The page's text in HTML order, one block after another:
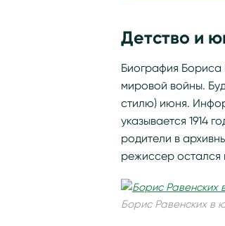
Детство и
Биография Бориса
мировой войны.
стилю) июня.
указывается 1914
родители в
режиссер остался
Борис Равенских в